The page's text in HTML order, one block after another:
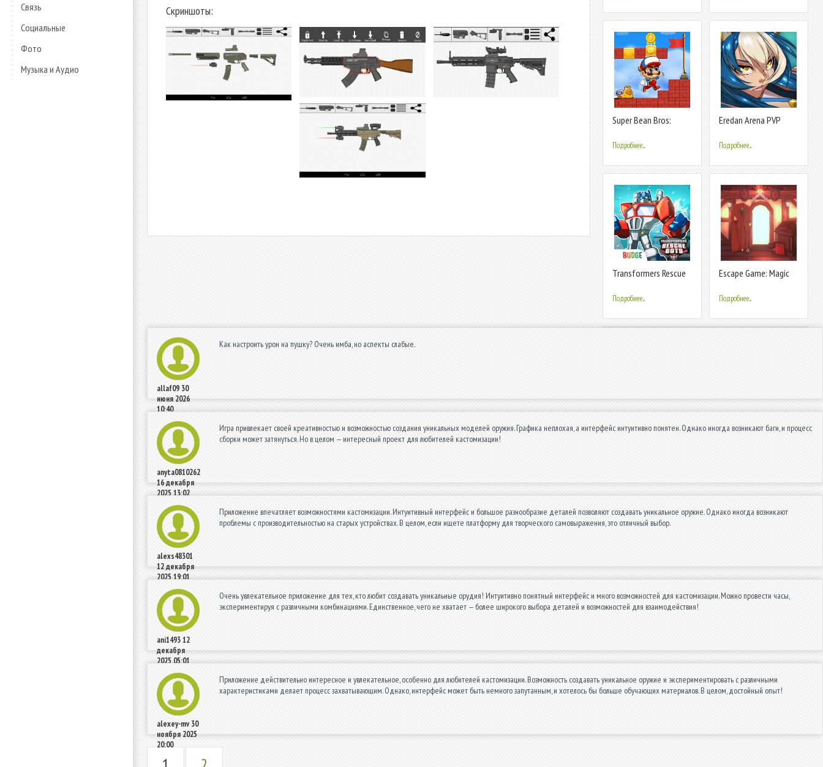
Связь
Социальные
Фото
Музыка и Аудио
Скриншоты:
Super Bean Bros:
Подробнее...
Eredan Arena PVP
Подробнее...
Transformers Rescue
героев
Подробнее...
Escape Game: Magic
Подробнее...
allaf09 30
июня 2026
10:40
Как настроить урон на пушку? Очень имба, но аспекты слабые.
anyta0810262
16 декабря
2025 13:02
Игра привлекает своей креативностью и возможностью создания уникальных моделей оружия. Графика неплохая, а интерфейс интуитивно понятен. Однако иногда возникают баги, и процесс
сборки может затянуться. Но в целом — интересный проект для любителей кастомизации!
alexs48301
12 декабря
2025 19:01
Приложение впечатляет возможностями кастомизации. Интуитивный интерфейс и большое разнообразие деталей позволяют создавать уникальное оружие. Однако иногда возникают
проблемы с производительностью на старых устройствах. В целом, если ищете платформу для творческого самовыражения, это отличный выбор.
ani149312
декабря
2025 05:01
Очень увлекательное приложение для тех, кто любит создавать уникальные орудия! Интуитивно понятный интерфейс и много возможностей для кастомизации. Можно провести часы,
экспериментируя с различными комбинациями. Единственное, чего не хватает — более широкого выбора деталей и возможностей для взаимодействия!
alexey-mv 30
ноября 2025
20:00
Приложение действительно интересное и увлекательное, особенно для любителей кастомизации. Возможность создавать уникальное оружие и экспериментировать с различными
характеристиками делает процесс захватывающим. Однако, интерфейс может быть немного запутанным, и хотелось бы больше обучающих материалов. В целом, достойный опыт!